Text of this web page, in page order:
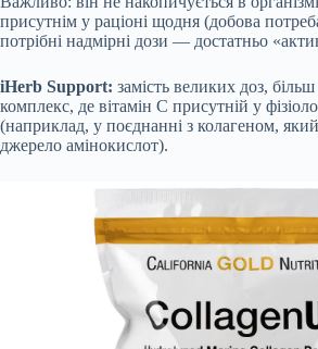
присутнім у раціоні щодня (добова
потрібні надмірні дози — достатньо
iHerb Support: замість великих доз,
комплекс, де вітамін С присутній у
(наприклад, у поєднанні з колагеном, який
джерело амінокислот).